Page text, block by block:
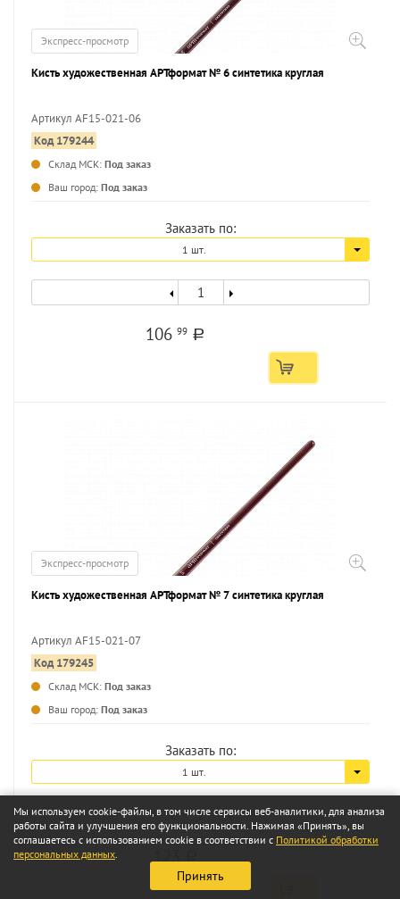
Экспресс-просмотр
Кисть художественная АРТформат № 6 синтетика круглая
Артикул AF15-021-06
Код 179244
Склад МСК: Под заказ
Ваш город: Под заказ
Заказать по:
1 шт.
10699 a
Экспресс-просмотр
Кисть художественная АРТформат № 7 синтетика круглая
Артикул AF15-021-07
Код 179245
Склад МСК: Под заказ
Ваш город: Под заказ
Заказать по:
1 шт.
123
Мы используем cookie-файлы, в том числе сервисы веб-аналитики, для анализа
работы сайта и улучшения его функциональности. Нажимая «Принять», вы
соглашаетесь с использованием cookie в соответствии с Политикой обработки
персональных данных.
Принять